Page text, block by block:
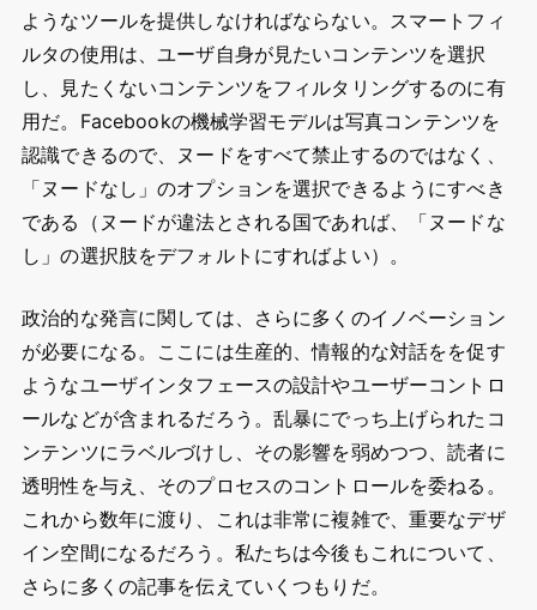
ようなツールを提供しなければならない。スマートフィ
ルタの使用は、ユーザ自身が見たいコンテンツを選択
し、見たくないコンテンツをフィルタリングするのに有
用だ。Facebookの機械学習モデルは写真コンテンツを
認識できるので、ヌードをすべて禁止するのではなく、
「ヌードなし」のオプションを選択できるようにすべき
である（ヌードが違法とされる国であれば、「ヌードな
し」の選択肢をデフォルトにすればよい）。
政治的な発言に関しては、さらに多くのイノベーション
が必要になる。ここには生産的、情報的な対話をを促す
ようなユーザインタフェースの設計やユーザーコントロ
ールなどが含まれるだろう。乱暴にでっち上げられたコ
ンテンツにラベルづけし、その影響を弱めつつ、読者に
透明性を与え、そのプロセスのコントロールを委ねる。
これから数年に渡り、これは非常に複雑で、重要なデザ
イン空間になるだろう。私たちは今後もこれについて、
さらに多くの記事を伝えていくつもりだ。